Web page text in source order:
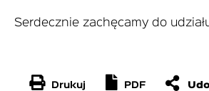
Serdecznie zachęcamy do
Drukuj PDF